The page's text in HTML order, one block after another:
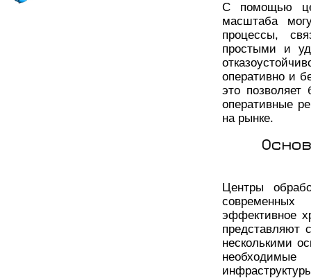
С помощью
масштаба
процессы,
простыми и
оперативно и
это позволяет
оперативные
на рынке.
Центры
эффективное
представляют
несколькими
необходимые